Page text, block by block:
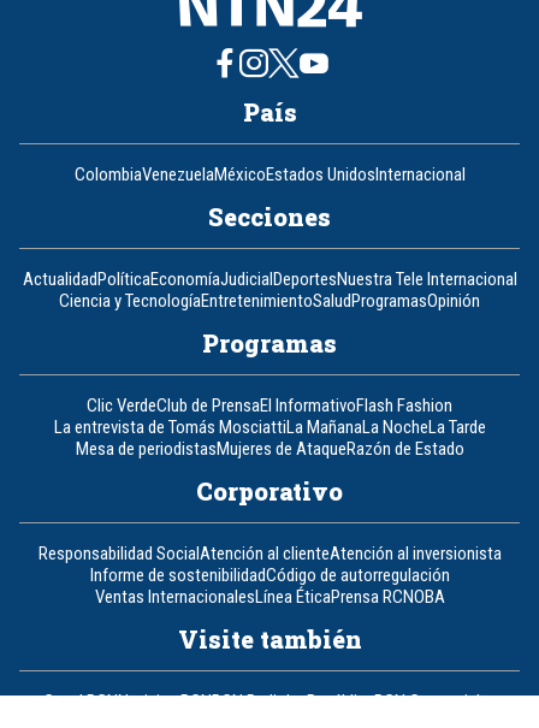
País
ColombiaVenezuelaMéxicoEstados UnidosInternacional
Secciones
ActualidadPolíticaEconomíaJudicialDeportesNuestra Tele Internacional
Ciencia y TecnologíaEntretenimientoSaludProgramasOpinión
Programas
Clic VerdeClub de PrensaEl InformativoFlash Fashion
La entrevista de Tomás MosciattiLa MañanaLa NocheLa Tarde
Mesa de periodistasMujeres de AtaqueRazón de Estado
Corporativo
Responsabilidad SocialAtención al clienteAtención al inversionista
Informe de sostenibilidadCódigo de autorregulación
Ventas InternacionalesLínea ÉticaPrensa RCNOBA
Visite también
Canal RCNNoticias RCNRCN RadioLa RepúblicaRCN Comerciales